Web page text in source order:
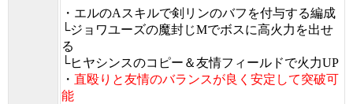
・エルのAスキルで剣リンのバフを付与する編成
└ジョワユーズの魔封じMでボスに高火力を出せ
る
└ヒヤシンスのコピー＆友情フィールドで火力UP
・ 直殴りと友情のバランスが良く安定して突破可
能